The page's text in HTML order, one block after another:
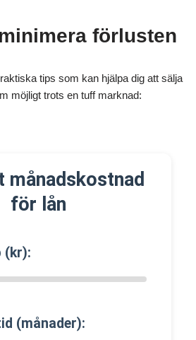
förlusten
tips som kan hjälpa dig att sälja
möjligt trots en tuff marknad:
månadskostnad
för lån
(kr):
(månader):